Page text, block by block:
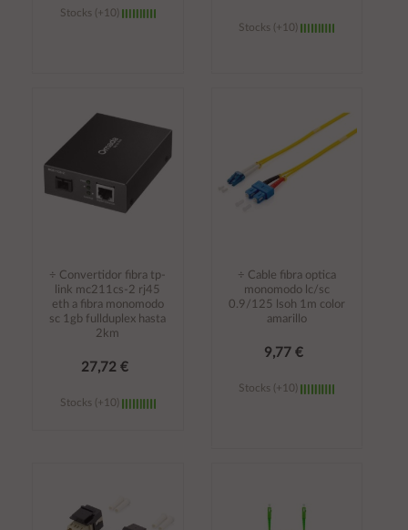
Stocks (+10)
carrito
Stocks (+10)
÷ Convertidor fibra tp-
link mc211cs-2 rj45
eth a fibra monomodo
sc 1gb fullduplex hasta
2km
27,72 €
Stocks (+10)
÷ Cable fibra optica
monomodo lc/sc
0.9/125 lsoh 1m color
amarillo
9,77 €
Stocks (+10)